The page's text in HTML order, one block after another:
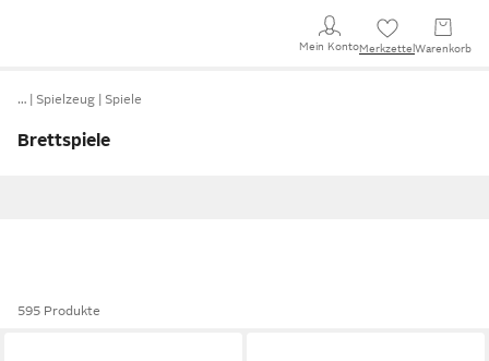
Mein KontoMerkzettel Warenkorb
… Spielzeug Spiele
Brettspiele
595 Produkte